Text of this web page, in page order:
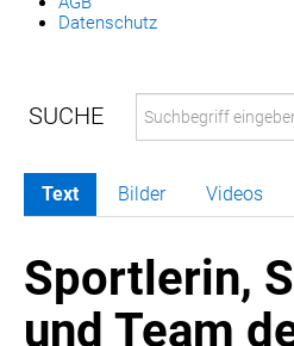
Datenschutz
MELDUNGEN
COCA-COLA
COCA-COLA HBC ÖSTERREICH
RÖMERQUELLE
Text Bilder Videos
Sportlerin,
und Team